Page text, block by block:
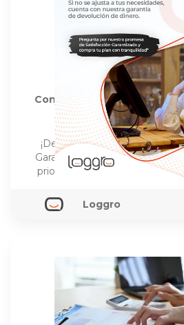
Conoce nuestro
¡Descubre nuestro
Garantizada! En Loggro, tu
prioridad absoluta. ¡El mejor
Loggro